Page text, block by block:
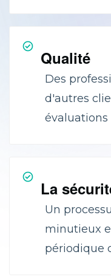
Qualité
Des
d'autres
évaluations
La
Un
minutieux
périodique